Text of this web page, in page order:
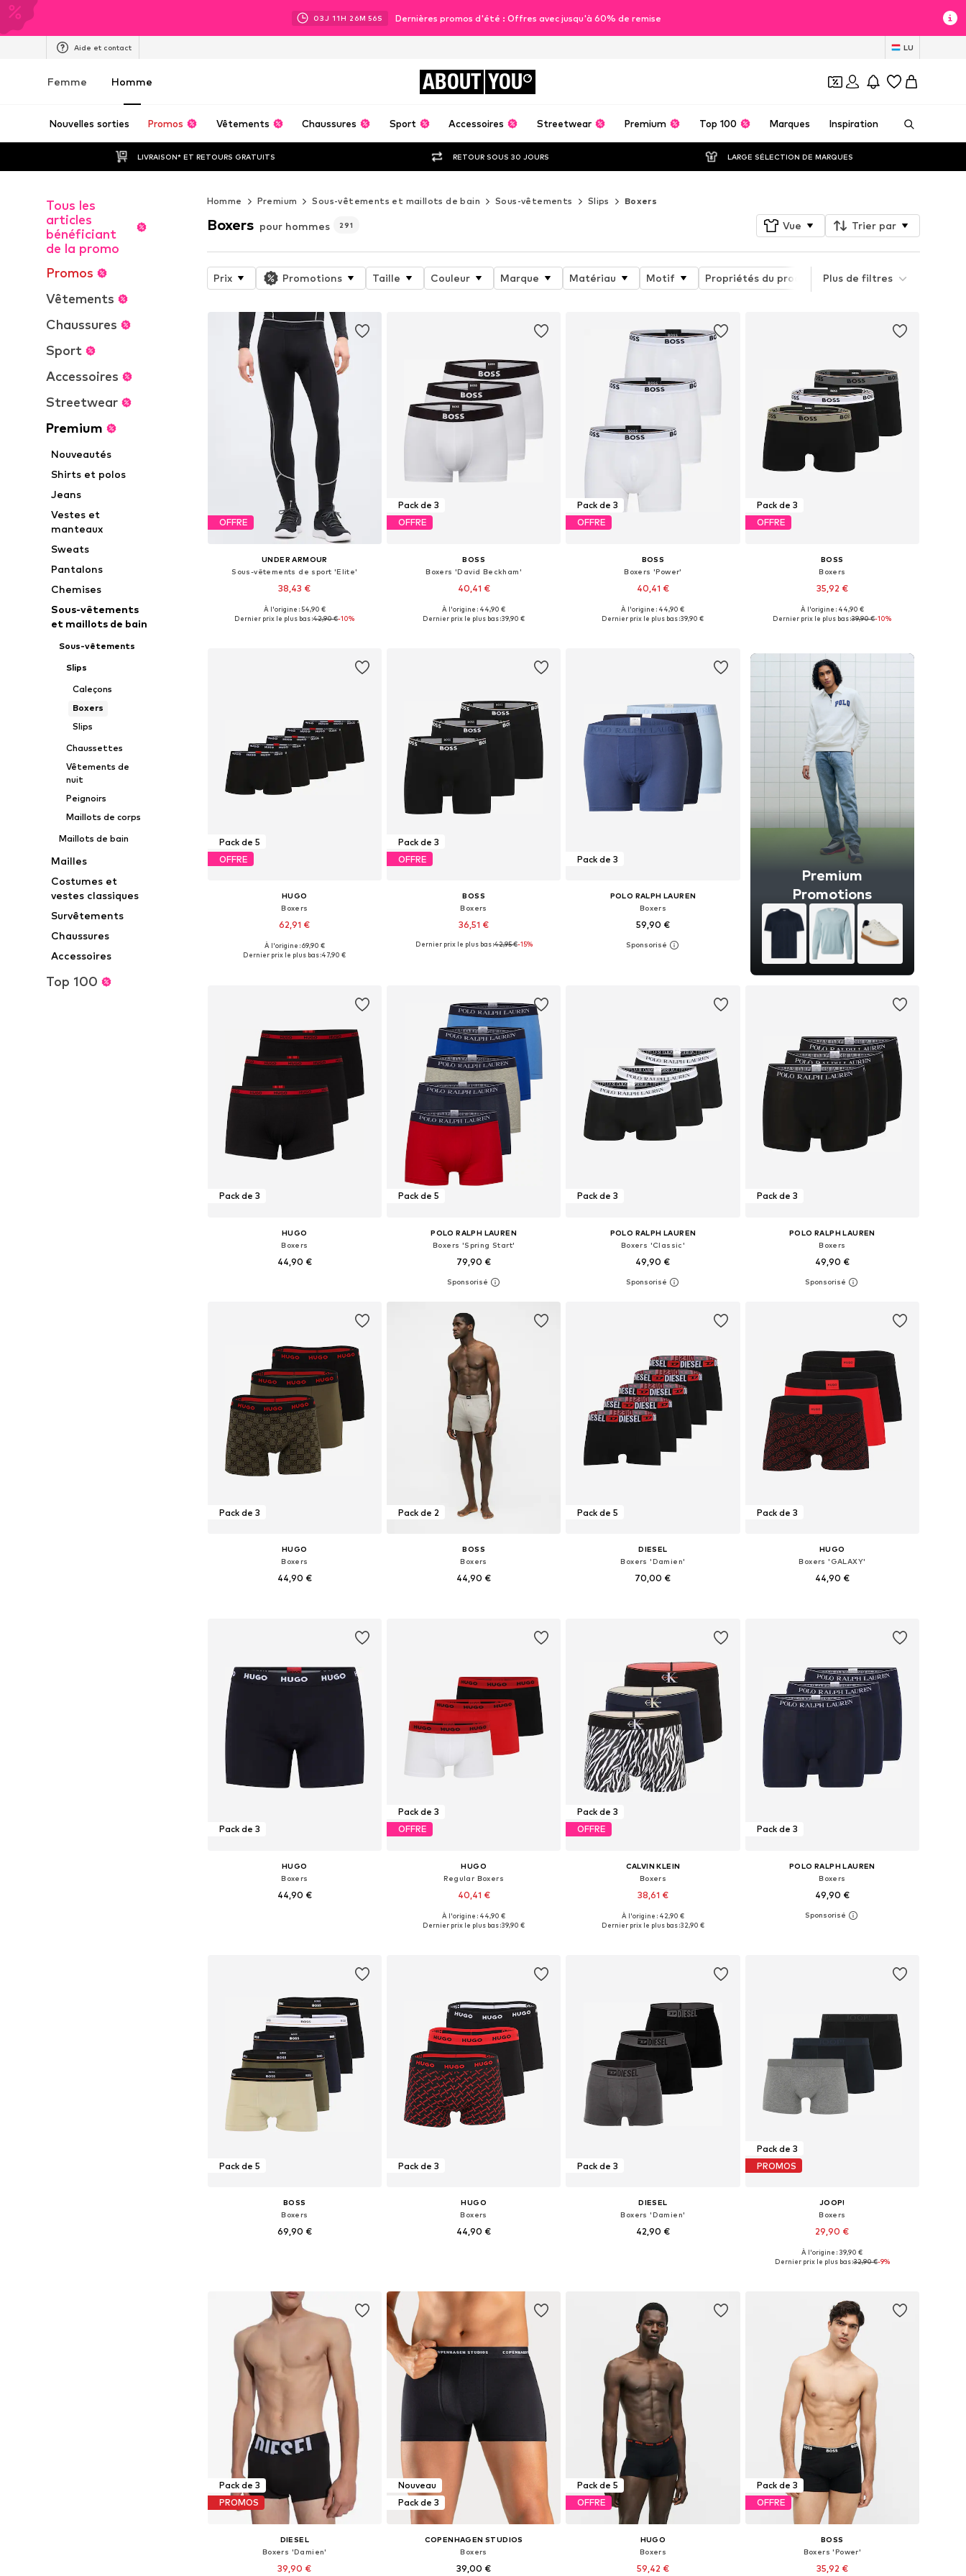
03J 11H 26M 54S Dernières promos d'été : Offres avec jusqu'à 60% de remise
Aide et contact LU
Femme Homme ABOUT YOU
Nouvelles sorties Promos Vêtements Chaussures Sport Accessoires Streetwear Premium Top 100 Marques Inspiration
LIVRAISON* ET RETOURS GRATUITS RETOUR SOUS 30 JOURS LARGE SÉLECTION DE MARQUES
Tous les
articles
bénéficiant
de la promo
Promos
Vêtements
Chaussures
Sport
Accessoires
Streetwear
Premium
Nouveautés
Shirts et polos
Jeans
Vestes et
manteaux
Sweats
Pantalons
Chemises
Sous-vêtements
et maillots de bain
Sous-vêtements
Slips
Caleçons
Boxers
Slips
Chaussettes
Vêtements de
nuit
Peignoirs
Maillots de corps
Maillots de bain
Mailles
Costumes et
vestes classiques
Survêtements
Chaussures
Accessoires
Top 100
Homme Premium Sous-vêtements et maillots de bain Sous-vêtements Slips Boxers
Boxers pour hommes 291 Vue Trier par
Prix Promotions Taille Couleur Marque Matériau Motif Propriétés du produit Style Lot
Plus de filtres
OFFRE
UNDER ARMOUR
Sous-vêtements de sport 'Elite'
38,43 €
Tailles disponibles: XS, S, M, L, XL
À l'origine : 54,90 €
Dernier prix le plus bas :42,90 €-10%
Pack de 3
OFFRE
BOSS
Boxers 'David Beckham'
40,41 €
+3
Tailles disponibles: S, M, L, XL, XXL
À l'origine : 44,90 €
Dernier prix le plus bas :39,90 €
Pack de 3
OFFRE
BOSS
Boxers 'Power'
40,41 €
+4
Tailles disponibles: S, M, L, XL, XXL
À l'origine : 44,90 €
Dernier prix le plus bas :39,90 €
Pack de 3
OFFRE
BOSS
Boxers
35,92 €
+1
Tailles disponibles: S, M, L, XXL
À l'origine : 44,90 €
Dernier prix le plus bas :39,90 €-10%
Pack de 5
OFFRE
HUGO
Boxers
62,91 €
Tailles disponibles: S, M, L, XL, XXL
À l'origine : 69,90 €
Dernier prix le plus bas :47,90 €
Pack de 3
OFFRE
BOSS
Boxers
36,51 €
Tailles disponibles: S, M, L, XL
Dernier prix le plus bas :42,95 €-15%
Pack de 3
POLO RALPH LAUREN
Boxers
59,90 €
Tailles disponibles: S, M, L, XL, XXL
Premium
Promotions
Pack de 3
HUGO
Boxers
44,90 €
Pack de 5
POLO RALPH LAUREN
Boxers 'Spring Start'
79,90 €
+5
Tailles disponibles: S, M, L, XL, XXL
Pack de 3
POLO RALPH LAUREN
Boxers 'Classic'
49,90 €
+12
Tailles disponibles: M, L, XL, XXL
Pack de 3
POLO RALPH LAUREN
Boxers
49,90 €
+3
Tailles disponibles: S, M, L, XL, XXL
Pack de 3
HUGO
Boxers
44,90 €
Pack de 2
BOSS
Boxers
44,90 €
Pack de 5
DIESEL
Boxers 'Damien'
70,00 €
Pack de 3
HUGO
Boxers 'GALAXY'
44,90 €
Pack de 3
HUGO
Boxers
44,90 €
Pack de 3
OFFRE
HUGO
Regular Boxers
40,41 €
Tailles disponibles: S, M, L, XL, XXL
À l'origine : 44,90 €
Dernier prix le plus bas :39,90 €
Pack de 3
OFFRE
CALVIN KLEIN
Boxers
38,61 €
+4
Tailles disponibles: S, M, L, XL
À l'origine : 42,90 €
Dernier prix le plus bas :32,90 €
Pack de 3
POLO RALPH LAUREN
Boxers
49,90 €
Tailles disponibles: M, L, XL, XXL
Pack de 5
BOSS
Boxers
69,90 €
Pack de 3
HUGO
Boxers
44,90 €
Pack de 3
DIESEL
Boxers 'Damien'
42,90 €
Pack de 3
PROMOS
JOOP!
Boxers
29,90 €
Tailles disponibles: S, M, L, XL
À l'origine : 39,90 €
Dernier prix le plus bas :32,90 €-9%
Pack de 3
PROMOS
DIESEL
Boxers 'Damien'
39,90 €
Nouveau
Pack de 3
COPENHAGEN STUDIOS
Boxers
39,00 €
Pack de 5
OFFRE
HUGO
Boxers
59,42 €
Pack de 3
OFFRE
BOSS
Boxers 'Power'
35,92 €